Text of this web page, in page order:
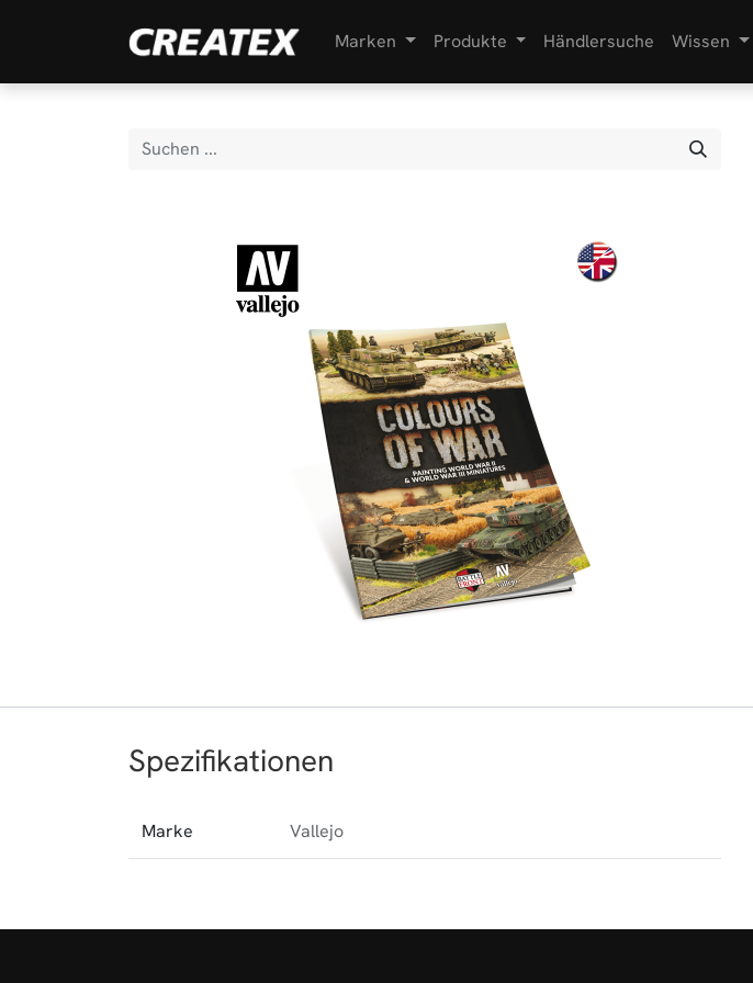
Marken Produkte Händlersuche Wissen
Spezifikationen
Marke Vallejo